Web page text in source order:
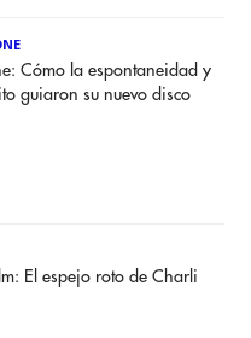
Cómo la espontaneidad y
guiaron su nuevo disco
El espejo roto de Charli